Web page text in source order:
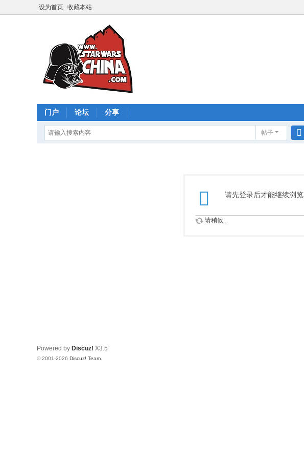
设为首页 收藏本站
门户 论坛 分享
帖子
请先登录后才能继续浏览
请稍候...
Powered by Discuz! X3.5
© 2001-2026 Discuz! Team